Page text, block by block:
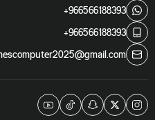
+966566188393
+966566188393